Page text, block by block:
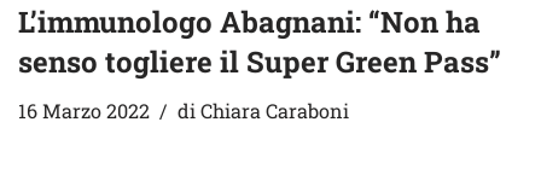
L’immunologo Abagnani: “Non ha
senso togliere il Super Green Pass”
16 Marzo 2022 di Chiara Caraboni